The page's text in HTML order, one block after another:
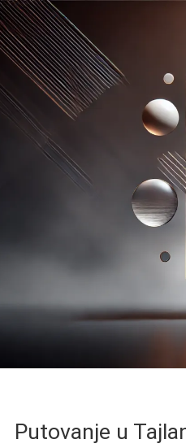
Putovanje u